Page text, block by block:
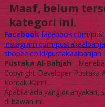
Maaf, belum
kategori ini.
Facebook facebook.com/
instagram.com/
shopee.co.id/
Pustaka Al-Bahjah-
Copyright Developer Pustaka
Kontak Kami
Apabila ada yang ditanyakan,
di bawah ini.